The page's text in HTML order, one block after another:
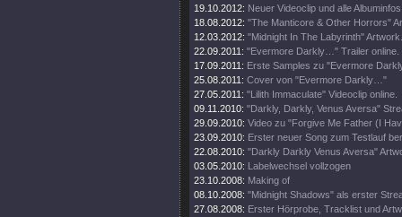
19.10.2012: Neuer Videoclip und alle
18.08.2012: "The Manticore & Other Horrors"
12.03.2012: "Midnight In The Labyrinth" Artwork.
22.09.2011: "Evermore Darkly…" Trailer online.
17.09.2011: Erste Samples zu "Evermore
25.08.2011: Cover von "Evermore Darkly…"
27.05.2011: "Lilith Immaculate" Videoclip online.
09.11.2010: "Darkly, Darkly, Venus Aversa"
29.09.2010: Video zu "Forgive Me Father (I
23.09.2010: Erster neuer Song zum Testlauf
22.08.2010: "Darkly Darkly Venus Aversa"
03.05.2010: Labelwechsel vollzogen
23.10.2008: Making of
08.10.2008: "Midnight Shadows" als erster
27.08.2008: Erster Hörprobe, Tracklist und